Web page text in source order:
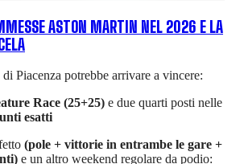
ASTON MARTIN NEL 2026 E LA
Piacenza potrebbe arrivare a vincere:
Race (25+25) e due quarti posti nelle
esatti
(pole + vittorie in entrambe le gare +
e un altro weekend regolare da podio: